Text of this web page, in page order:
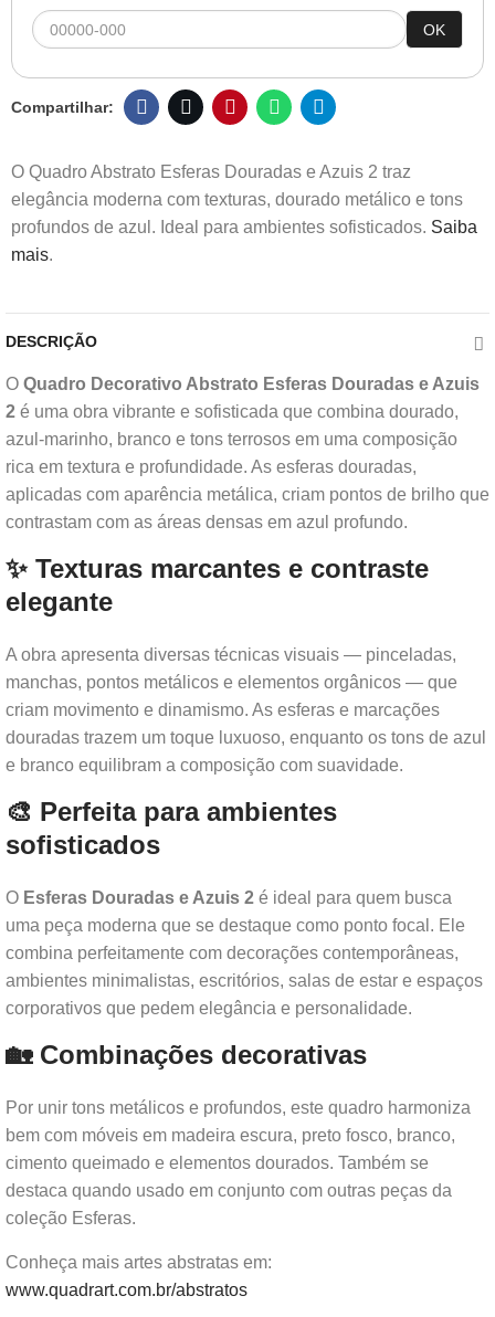
OK
O Quadro Abstrato Esferas Douradas e Azuis 2 traz
elegância moderna com texturas, dourado metálico e tons
profundos de azul. Ideal para ambientes sofisticados. Saiba
mais.
DESCRIÇÃO
O Quadro Decorativo Abstrato Esferas Douradas e Azuis
2 é uma obra vibrante e sofisticada que combina dourado,
azul-marinho, branco e tons terrosos em uma composição
rica em textura e profundidade. As esferas douradas,
aplicadas com aparência metálica, criam pontos de brilho que
contrastam com as áreas densas em azul profundo.
✨ Texturas marcantes e contraste
elegante
A obra apresenta diversas técnicas visuais — pinceladas,
manchas, pontos metálicos e elementos orgânicos — que
criam movimento e dinamismo. As esferas e marcações
douradas trazem um toque luxuoso, enquanto os tons de azul
e branco equilibram a composição com suavidade.
🎨 Perfeita para ambientes
sofisticados
O Esferas Douradas e Azuis 2 é ideal para quem busca
uma peça moderna que se destaque como ponto focal. Ele
combina perfeitamente com decorações contemporâneas,
ambientes minimalistas, escritórios, salas de estar e espaços
corporativos que pedem elegância e personalidade.
🏡 Combinações decorativas
Por unir tons metálicos e profundos, este quadro harmoniza
bem com móveis em madeira escura, preto fosco, branco,
cimento queimado e elementos dourados. Também se
destaca quando usado em conjunto com outras peças da
coleção Esferas.
Conheça mais artes abstratas em:
www.quadrart.com.br/abstratos